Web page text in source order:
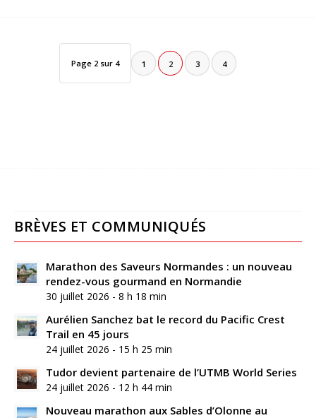
Page 2 sur 4 1 2 3 4
BRÈVES ET COMMUNIQUÉS
Marathon des Saveurs Normandes : un nouveau
rendez-vous gourmand en Normandie
30 juillet 2026 - 8 h 18 min
Aurélien Sanchez bat le record du Pacific Crest
Trail en 45 jours
24 juillet 2026 - 15 h 25 min
Tudor devient partenaire de l’UTMB World Series
24 juillet 2026 - 12 h 44 min
Nouveau marathon aux Sables d’Olonne au